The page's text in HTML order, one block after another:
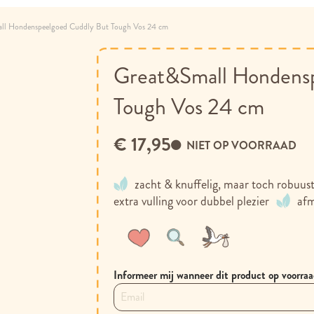
Hondenspeelgoed Cuddly But Tough Vos 24 cm
Great&Small
Tough Vos 24 cm
zacht & knuffelig, maar toch
extra vulling voor dubbel plezier
NIET OP VOORRAAD
€ 17,95
Informeer mij wanneer dit product op
Voeg
aan
Toevoegen
te